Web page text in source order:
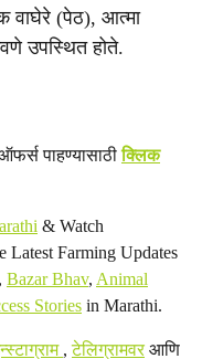
वाघेरे (पेठ), आत्मा
उपस्थित होते.
पाहण्यासाठीक्लिक
& Watch
Latest Farming Updates
, Bazar Bhav, Animal
Stories in Marathi.
,टेलिग्रामवरआणि